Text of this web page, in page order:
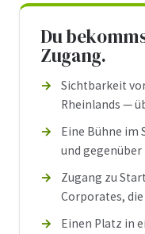
Du
Zugang.
Sichtbarkeit
Rheinlands —
Eine Bühne im
und
Zugang zu
Corporates,
Einen Platz in